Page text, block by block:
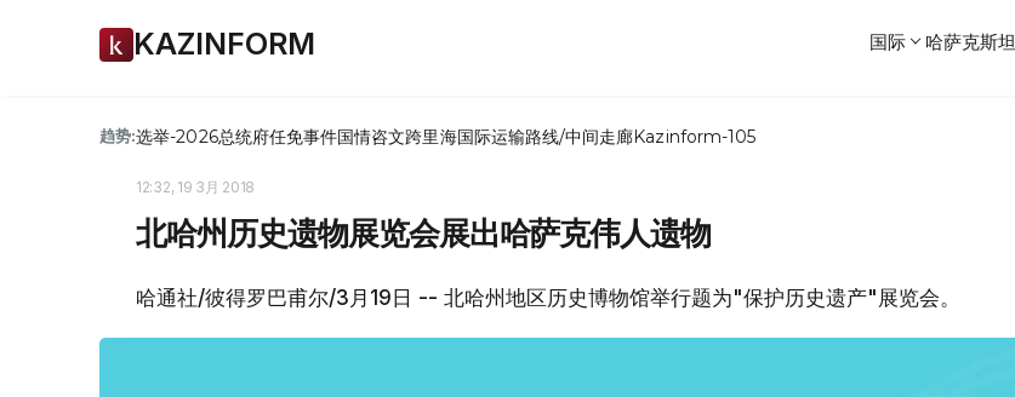
KAZINFORM 国际 哈萨克斯坦
趋势:选举-2026总统府任免事件国情咨文跨里海国际运输路线/中间走廊Kazinform-105
12:32, 19 3月 2018
北哈州历史遗物展览会展出哈萨克伟人遗物
哈通社/彼得罗巴甫尔/3月19日 -- 北哈州地区历史博物馆举行题为"保护历史遗产"展览会。